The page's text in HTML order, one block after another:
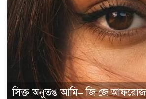
সিক্ত অনুতপ্ত আমি– জি জে আফরোজ